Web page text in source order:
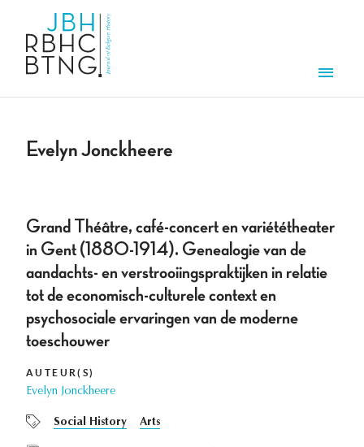
Evelyn Jonckheere
Grand Théâtre, café-concert en variététheater
in Gent (1880-1914). Genealogie van de
aandachts- en verstrooiingspraktijken in relatie
tot de economisch-culturele context en
psychosociale ervaringen van de moderne
toeschouwer
AUTEUR(S)
Evelyn Jonckheere
Social History Arts